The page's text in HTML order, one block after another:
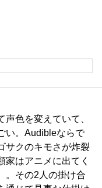
色を変えていて、
い。Audibleならで
サクのキモさが炸裂
家はアニメに出てく
。その2人の掛け合